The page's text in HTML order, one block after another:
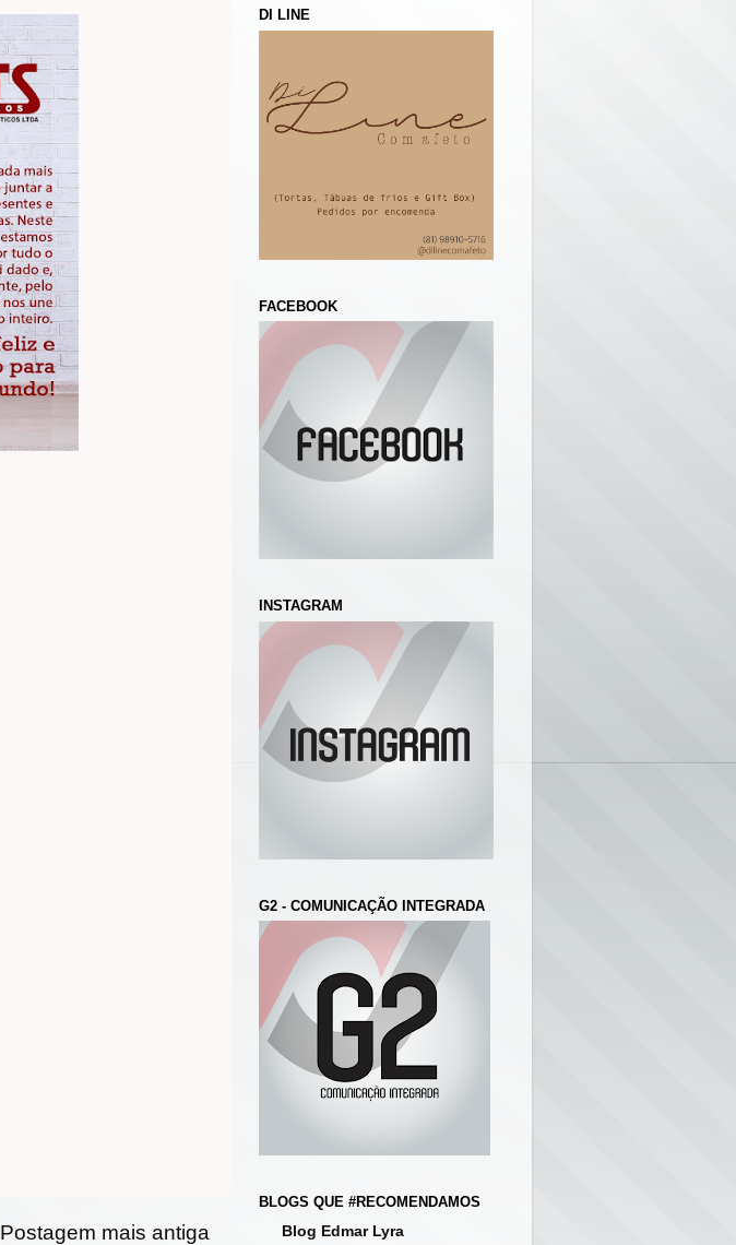
Postagem mais antiga
DI LINE
FACEBOOK
INSTAGRAM
G2 - COMUNICAÇÃO INTEGRADA
BLOGS QUE #RECOMENDAMOS
Blog Edmar Lyra